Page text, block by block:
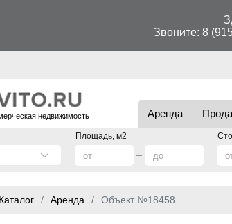
Звоните: 8
недвижимость Аренда
Площадь, м2
Каталог Аренда Объект №18458